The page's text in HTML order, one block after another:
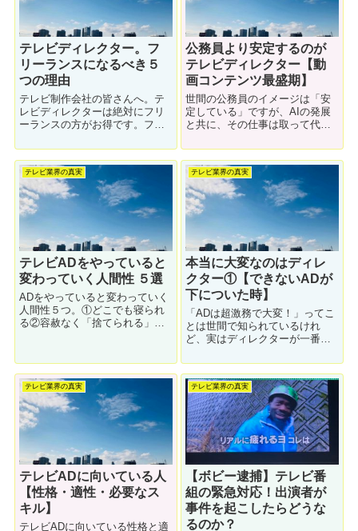
テレビディレクター。フ
リーランスになるべき５
つの理由
テレビ制作会社の皆さんへ。テ
レビディレクターは絶対にフリ
ーランスの方がお得です。フリ
ありますが、デメリットはほぼ
皆無です。その理由５つを解説
します。
公務員より安定するのが
テレビディレクター【動
画コンテンツ最盛期】
世間の公務員のイメージは「安
定している」ですが、AIの発展
と共に、その仕事は取って代わ
な中、これから安定する職業は
テレビディレクターです。ちょ
っと偏見も入っていますが、そ
の理由について解説します。
テレビ業界の真実
テレビADをやっていると
変わっていく人間性 ５選
ADをやっていると変わっていく
人間性５つ。①どこでも寝られ
る②容赦なく「捨てられる」③
る。それぞれについて解説しま
す。
テレビ業界の真実
本当に大変なのはディレ
クター①【できないADが
下についた時】
「ADは超激務で大変！」ってこ
とは世間で知られているけれ
ど、実はディレクターが一番大
い。今回のテーマは「できない
ADが下につくと大変」です。ほ
とんど仕事の愚痴ですね。
テレビ業界の真実
テレビADに向いている人
【性格・適性・必要なス
キル】
テレビADに向いている性格と適
テレビ業界の真実
【ボビー逮捕】テレビ番
組の緊急対応！出演者が
事件を起こしたらどうな
るのか？